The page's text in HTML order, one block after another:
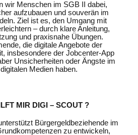
wir Menschen im SGB II dabei,
aufzubauen und souverän im
Ziel ist es, den Umgang mit
– durch klare Anleitung,
und praxisnahe Übungen.
die digitale Angebote der
insbesondere der Jobcenter-App
Unsicherheiten oder Ängste im
Medien haben.
MIR DIGI – SCOUT ?
Bürgergeldbeziehende im
zu entwickeln,